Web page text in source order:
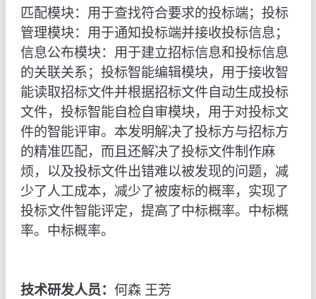
匹配模块：用于查找符合要求的投标端；投标
管理模块：用于通知投标端并接收投标信息；
信息公布模块：用于建立招标信息和投标信息
的关联关系；投标智能编辑模块，用于接收智
能读取招标文件并根据招标文件自动生成投标
文件，投标智能自检自审模块，用于对投标文
件的智能评审。本发明解决了投标方与招标方
的精准匹配，而且还解决了投标文件制作麻
烦，以及投标文件出错难以被发现的问题，减
少了人工成本，减少了被废标的概率，实现了
投标文件智能评定，提高了中标概率。中标概
率。中标概率。
技术研发人员： 何森 王芳